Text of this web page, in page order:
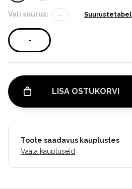
Vali suurus: - Suurustetabel
-
LISA OSTUKORVI
Toote saadavus kauplustes
Vaata kaupluseid